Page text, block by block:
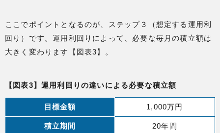
ここでポイントとなるのが、ステップ３（想定する運用利
回り）です。運用利回りによって、必要な毎月の積立額は
大きく変わります【図表3】。
【図表3】運用利回りの違いによる必要な積立額
目標金額 1,000万円
積立期間 20年間